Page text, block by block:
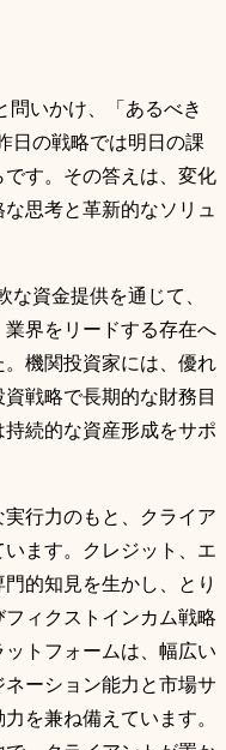
問いかけ、「あるべき
日の戦略では明日の課
す。その答えは、変化
思考と革新的なソリュ
な資金提供を通じて、
界をリードする存在へ
機関投資家には、優れ
戦略で長期的な財務目
続的な資産形成をサポ
行力のもと、クライア
ます。クレジット、エ
的知見を生かし、とり
ィクストインカム戦略
トフォームは、幅広い
ーション能力と市場サ
を兼ね備えています。